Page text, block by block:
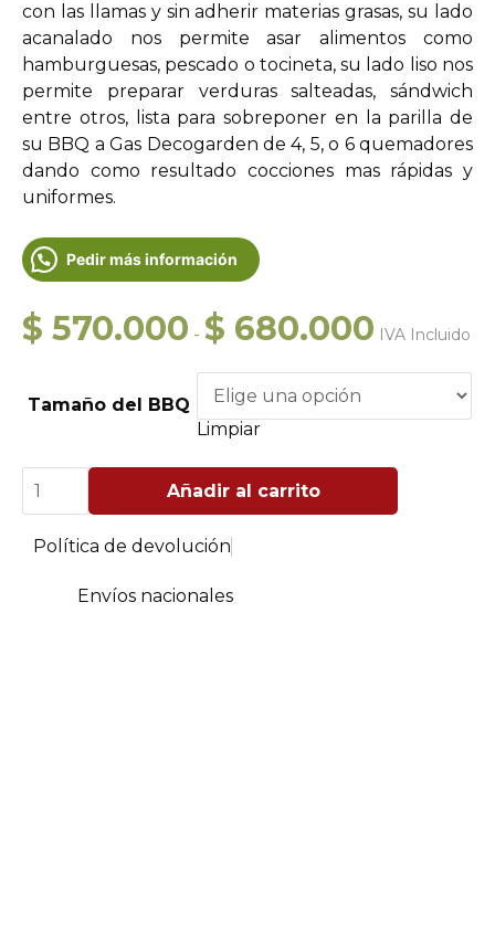
con las llamas y sin adherir materias grasas, su lado
acanalado nos permite asar alimentos como
hamburguesas, pescado o tocineta, su lado liso nos
permite preparar verduras salteadas, sándwich
entre otros, lista para sobreponer en la parilla de
su BBQ a Gas Decogarden de 4, 5, o 6 quemadores
dando como resultado cocciones mas rápidas y
uniformes.
Pedir más información
$ 570.000 - $ 680.000 de
precios:
$ 570.000
$ 680.000
IVA Incluido
Tamaño del BBQ
Limpiar
Plancha
Grill
en
Hierro
Fundido
Añadir al carrito
Política de devolución
Envíos nacionales